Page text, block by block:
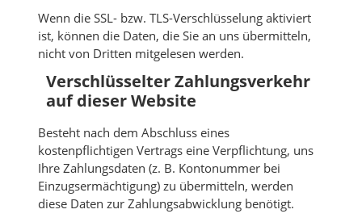
Wenn die SSL- bzw. TLS-Verschlüsselung aktiviert
ist, können die Daten, die Sie an uns übermitteln,
nicht von Dritten mitgelesen werden.
Verschlüsselter Zahlungsverkehr
auf dieser Website
Besteht nach dem Abschluss eines
kostenpflichtigen Vertrags eine Verpflichtung, uns
Ihre Zahlungsdaten (z. B. Kontonummer bei
Einzugsermächtigung) zu übermitteln, werden
diese Daten zur Zahlungsabwicklung benötigt.